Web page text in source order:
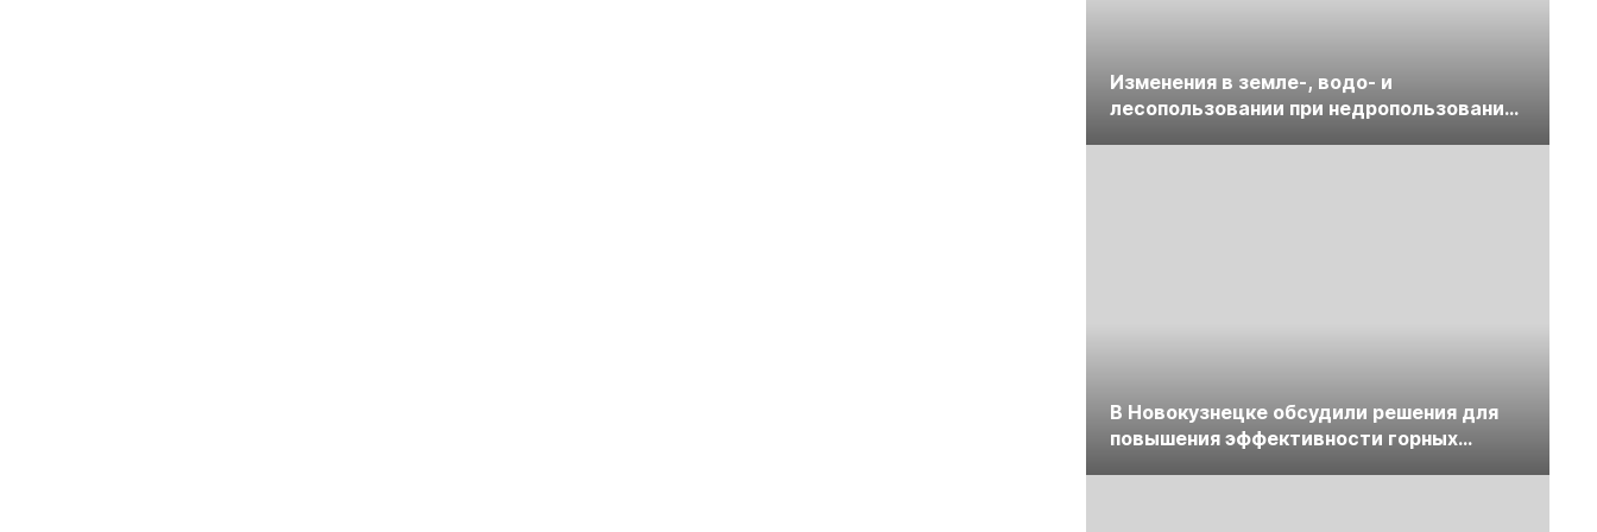
Изменения в земле-, водо- и
лесопользовании при недропользовании
В Новокузнецке обсудили решения для
повышения эффективности горных